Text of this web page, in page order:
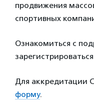
продвижения
спортивных
Ознакомиться с
Для аккредитации
форму.